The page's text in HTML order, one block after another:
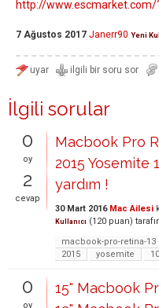
http://www.escmarket.com/
7 Ağustos 2017 Janerr90 Yeni
İlgili sorular
0
oy
2
cevap
Macbook Pro
2015 Yosemite
yardım !
30 Mart 2016 Mac Ailesi
Kullanıcı (120 puan)
macbook-pro-retina-13
2015
yosemite 10
0
oy
15" Macbook